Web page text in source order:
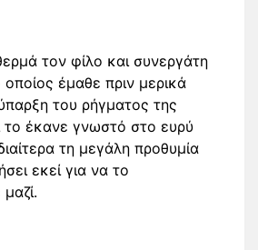
τον φίλο και συνεργάτη
έμαθε πριν μερικά
του ρήγματος της
το έκανε γνωστό στο ευρύ
τη μεγάλη προθυμία
εκεί για να το